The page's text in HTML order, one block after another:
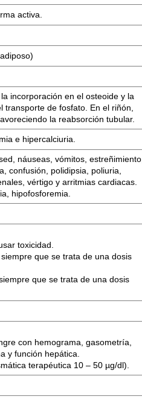
activa.
incorporación en el osteoide y la
transporte de fosfato. En el riñón,
la reabsorción tubular.
e hipercalciuria.
náuseas, vómitos, estreñimiento,
confusión, polidipsia, poliuria,
vértigo y arritmias cardiacas.
hipofosforemia.
toxicidad.
que se trata de una dosis
que se trata de una dosis
con hemograma, gasometría,
y función hepática.
terapéutica 10 – 50 µg/dl).